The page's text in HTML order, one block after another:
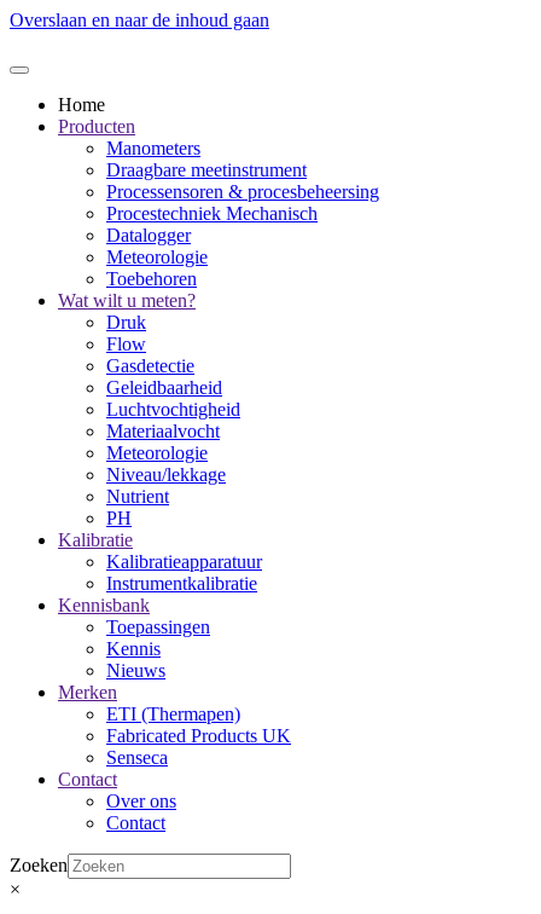
Overslaan en naar de inhoud gaan
Home
Producten
Manometers
Draagbare meetinstrument
Processensoren & procesbeheersing
Procestechniek Mechanisch
Datalogger
Meteorologie
Toebehoren
Wat wilt u meten?
Druk
Flow
Gasdetectie
Geleidbaarheid
Luchtvochtigheid
Materiaalvocht
Meteorologie
Niveau/lekkage
Nutrient
PH
Kalibratie
Kalibratieapparatuur
Instrumentkalibratie
Kennisbank
Toepassingen
Kennis
Nieuws
Merken
ETI (Thermapen)
Fabricated Products UK
Senseca
Contact
Over ons
Contact
Zoeken
×